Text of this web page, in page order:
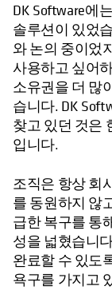
DK Software에
솔루션이 있었
와 논의 중이었
사용하고 싶어
소유권을 더 많
습니다. DK
찾고 있던 것은
입니다.
조직은 항상 회
를 동원하지 않
급한 복구를 통
성을 넓혔습니
완료할 수 있도
욕구를 가지고